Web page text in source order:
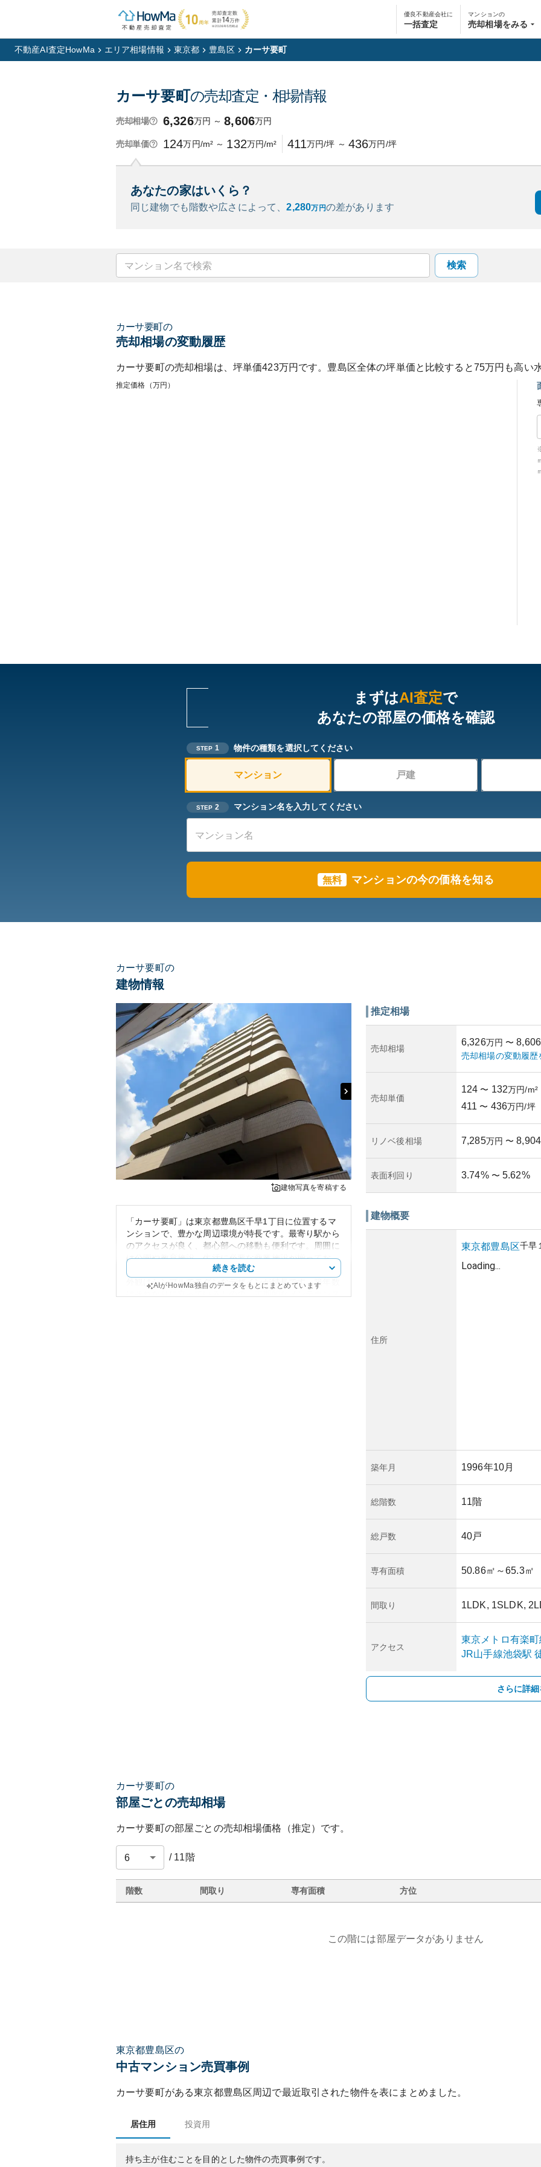
優良不動産会社に
一括査定
マンションの
売却相場をみる
不動産AI査定HowMa エリア相場情報 東京都 豊島区 カーサ要町
カーサ要町の売却査定・相場情報
売却相場 6,326万円 ～ 8,606万円
売却単価 124万円/m² ～ 132万円/m² 411万円/坪 ～ 436万円/坪
あなたの家はいくら？
同じ建物でも階数や広さによって、2,280万円の差があります
検索
カーサ要町の
売却相場の変動履歴
カーサ要町の売却相場は、坪単価423万円です。 豊島区全体の坪単価と比較すると75万円も高い
推定価格（万円）
まずはAI査定で
あなたの部屋の価格を確認
STEP 1 物件の種類を選択してください
マンション 戸建
STEP 2 マンション名を入力してください
無料 マンションの今の価格を知る
カーサ要町の
建物情報
建物写真を寄稿する
「カーサ要町」は東京都豊島区千早1丁目に位置するマ
ンションで、豊かな周辺環境が特長です。最寄り駅から
のアクセスが良く、都心部への移動も便利です。周囲に
は公園や教育施設、生活に必要な商業施設が揃ってお
り、非常に暮らしやすいエリアに立地しています。
外観はシンプルでモダンなデザインが特長です。築年数
続きを読む
AIがHowMa独自のデータをもとにまとめています
推定相場
売却相場
6,326万円 〜 8,606
売却相場の変動履歴
売却単価
124 〜 132万円/m²
411 〜 436万円/坪
リノベ後相場 7,285万円 〜 8,904
表面利回り 3.74% 〜 5.62%
建物概要
住所
東京都豊島区千早
Loading...
築年月 1996年10月
総階数 11階
総戸数 40戸
専有面積 50.86㎡ ～65.3㎡
間取り 1LDK, 1SLDK,
アクセス
東京メトロ有楽
JR山手線池袋駅
さらに詳
カーサ要町の
部屋ごとの売却相場
カーサ要町の部屋ごとの売却相場価格（推定）です。
/ 11 階
階数 間取り 専有面積 方位
この階には部屋データがありません
東京都豊島区の
中古マンション売買事例
カーサ要町がある東京都豊島区周辺で最近取引された物件を表にまとめました。
居住用 投資用
持ち主が住むことを目的とした物件の売買事例です。